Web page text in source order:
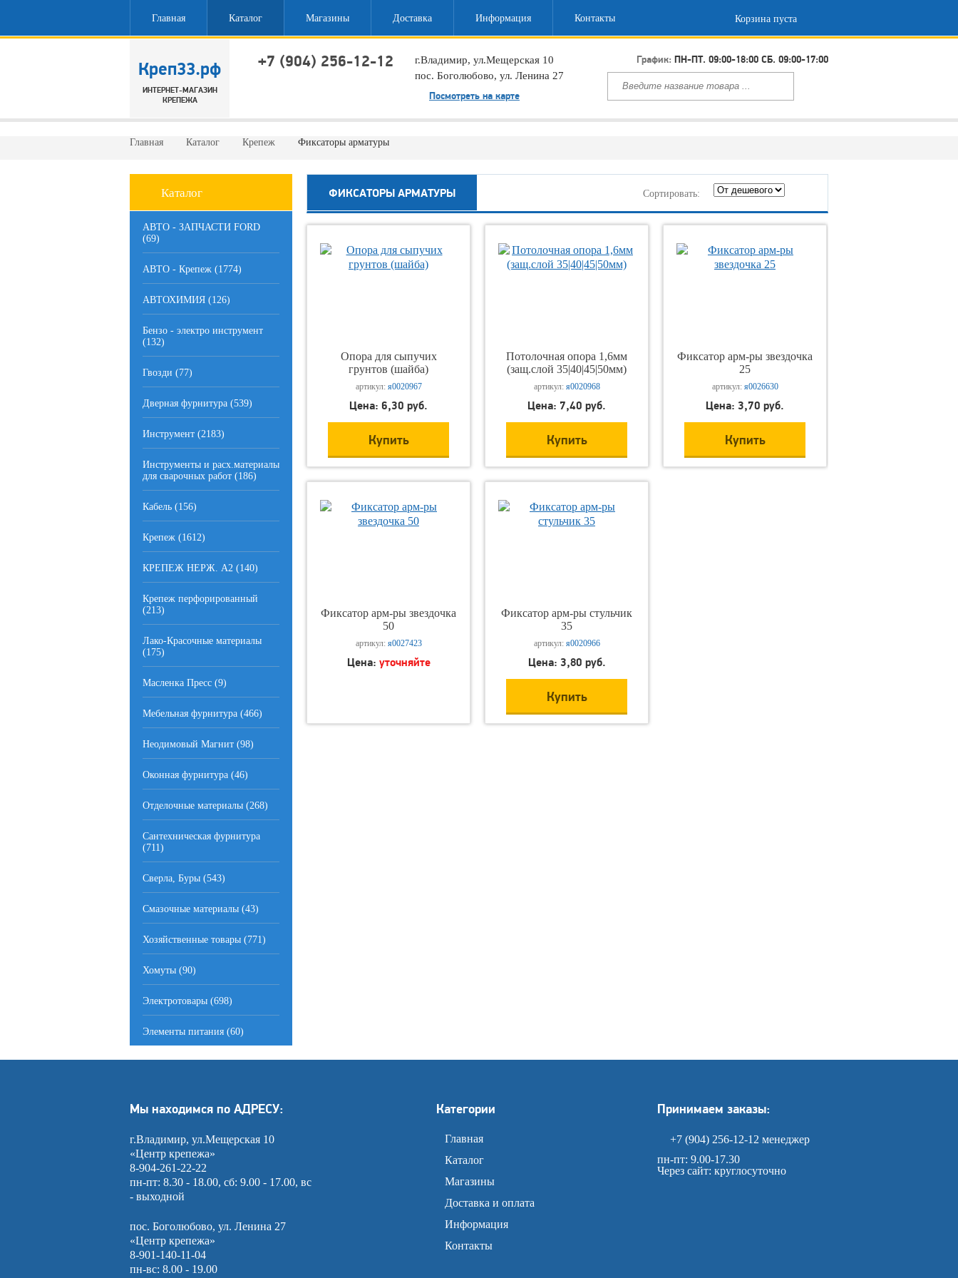
Главная Каталог Магазины Доставка Информация Контакты Корзина пуста
Креп33.рф
ИНТЕРНЕТ-МАГАЗИН
КРЕПЕЖА
+7 (904) 256-12-12
г.Владимир, ул.Мещерская 10
пос. Боголюбово, ул. Ленина 27
Посмотреть на карте
График: ПН-ПТ. 09:00-18:00 СБ. 09:00-17:00
Главная Каталог Крепеж Фиксаторы арматуры
Каталог
АВТО - ЗАПЧАСТИ FORD
(69)
АВТО - Крепеж (1774)
АВТОХИМИЯ (126)
Бензо - электро инструмент
(132)
Гвозди (77)
Дверная фурнитура (539)
Инструмент (2183)
Инструменты и расх.материалы
для сварочных работ (186)
Кабель (156)
Крепеж (1612)
КРЕПЕЖ НЕРЖ. А2 (140)
Крепеж перфорированный
(213)
Лако-Красочные материалы
(175)
Масленка Пресс (9)
Мебельная фурнитура (466)
Неодимовый Магнит (98)
Оконная фурнитура (46)
Отделочные материалы (268)
Сантехническая фурнитура
(711)
Сверла, Буры (543)
Смазочные материалы (43)
Хозяйственные товары (771)
Хомуты (90)
Электротовары (698)
Элементы питания (60)
ФИКСАТОРЫ АРМАТУРЫ Сортировать:
Опора для сыпучих
грунтов (шайба)
артикул: я0020967
Цена: 6,30 руб.
Купить
Потолочная опора 1,6мм
(защ.слой 35|40|45|50мм)
артикул: я0020968
Цена: 7,40 руб.
Купить
Фиксатор арм-ры звездочка
25
артикул: я0026630
Цена: 3,70 руб.
Купить
Фиксатор арм-ры звездочка
50
артикул: я0027423
Цена: уточняйте
Фиксатор арм-ры стульчик
35
артикул: я0020966
Цена: 3,80 руб.
Купить
Мы находимся по АДРЕСУ:
г.Владимир, ул.Мещерская 10
«Центр крепежа»
8-904-261-22-22
пн-пт: 8.30 - 18.00, сб: 9.00 - 17.00, вс
- выходной
пос. Боголюбово, ул. Ленина 27
«Центр крепежа»
8-901-140-11-04
пн-вс: 8.00 - 19.00
Категории
Главная
Каталог
Магазины
Доставка и оплата
Информация
Контакты
Принимаем заказы:
+7 (904) 256-12-12 менеджер
пн-пт: 9.00-17.30
Через сайт: круглосуточно